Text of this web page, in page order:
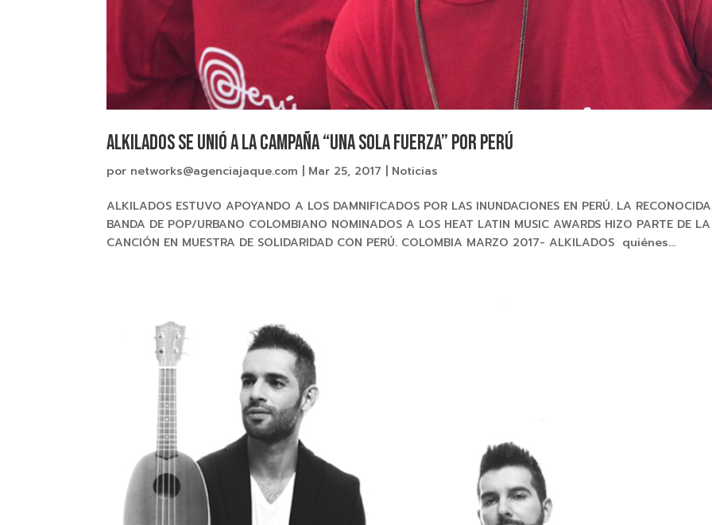
Alkilados se unió a la campaña “Una Sola Fuerza” por Perú
por networks@agenciajaque.com Mar 25, 2017 Noticias
ALKILADOS ESTUVO APOYANDO A LOS DAMNIFICADOS POR LAS INUNDACIONES EN PERÚ. LA RECONOCIDA
BANDA DE POP/URBANO COLOMBIANO NOMINADOS A LOS HEAT LATIN MUSIC AWARDS HIZO PARTE DE LA
CANCIÓN EN MUESTRA DE SOLIDARIDAD CON PERÚ. COLOMBIA MARZO 2017- ALKILADOS quiénes...